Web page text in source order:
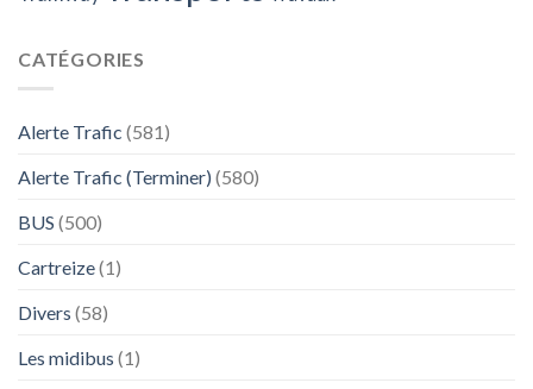
CATÉGORIES
Alerte Trafic (581)
Alerte Trafic (Terminer) (580)
BUS (500)
Cartreize(1)
Divers (58)
Les midibus (1)